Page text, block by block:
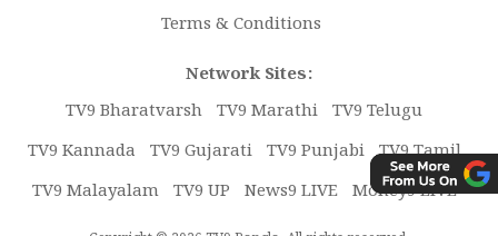
Terms & Conditions
Network Sites:
TV9 Bharatvarsh TV9 Marathi TV9 Telugu
TV9 Kannada TV9 Gujarati TV9 Punjabi TV9 Tamil
TV9 Malayalam TV9 UP News9 LIVE Money9 LIVE